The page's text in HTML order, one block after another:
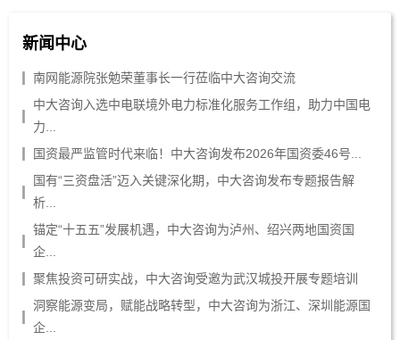
新闻中心
南网能源院张勉荣董事长一行莅临中大咨询交流
中大咨询入选中电联境外电力标准化服务工作组，助力中国电
力...
国资最严监管时代来临！中大咨询发布2026年国资委46号...
国有“三资盘活”迈入关键深化期，中大咨询发布专题报告解
析...
锚定“十五五”发展机遇，中大咨询为泸州、绍兴两地国资国
企...
聚焦投资可研实战，中大咨询受邀为武汉城投开展专题培训
洞察能源变局，赋能战略转型，中大咨询为浙江、深圳能源国
企...